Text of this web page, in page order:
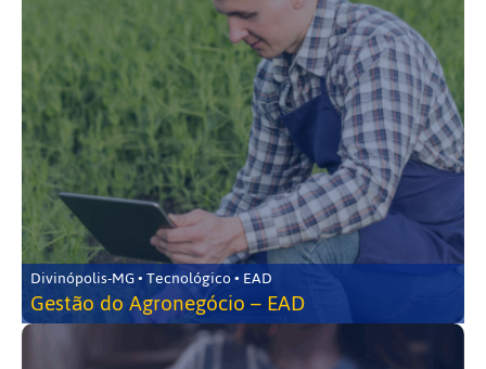
Divinópolis-MG • Tecnológico • EAD
Gestão do Agronegócio – EAD